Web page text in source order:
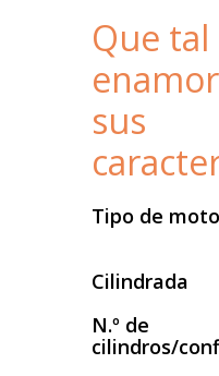
Que tal
sus
Tipo de
Cilindrada
N.º de
cilindros/